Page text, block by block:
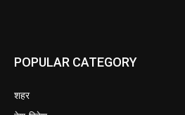
POPULAR CATEGORY
शहर